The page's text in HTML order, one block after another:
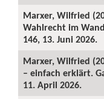
Marxer, Wilfried
Wahlrecht im
146, 13. Juni 2026.
Marxer, Wilfried
– einfach erklärt.
11. April 2026.